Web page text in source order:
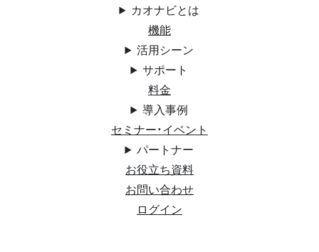
カオナビとは
機能
活用シーン
サポート
料金
導入事例
セミナー・イベント
パートナー
お役立ち資料
お問い合わせ
ログイン